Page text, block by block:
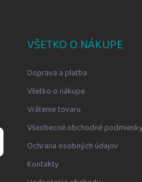
VŠETKO O NÁKUPE
Doprava a platba
Všetko o nákupe
Vrátenie tovaru
Všeobecné obchodné podmienky
Ochrana osobných údajov
Kontakty